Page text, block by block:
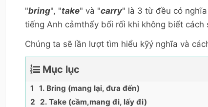
"bring", "take" và "carry" là 3 từ đều có
tiếng Anh cảmthấy bối rối khi không biết cách
Chúng ta sẽ lần lượt tìm hiểu kỹý nghĩa và
Mục lục
1. Bring (mang lại, đưa đến)
2. Take (cầm,mang đi, lấy đi)